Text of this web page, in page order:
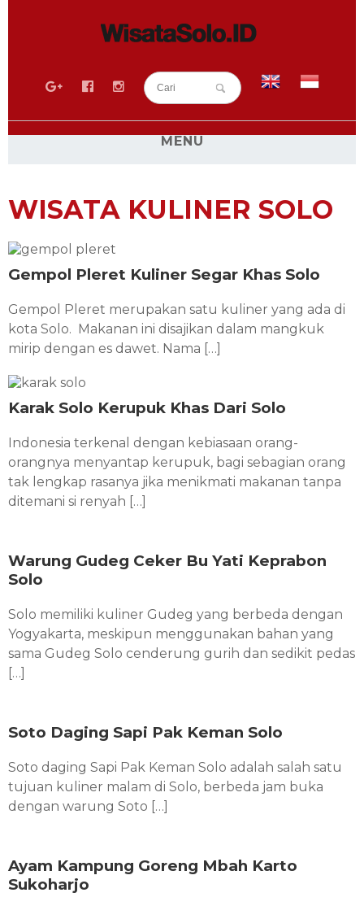
MENU
SEPUTAR SOLO
WISATA KULINER SOLO
SEWA MOBIL SOLO
SEWA HIACE SOLO
WISATA KULINER SOLO
Gempol Pleret Kuliner Segar Khas Solo
Gempol Pleret merupakan satu kuliner yang ada di
kota Solo. Makanan ini disajikan dalam mangkuk
mirip dengan es dawet. Nama […]
Karak Solo Kerupuk Khas Dari Solo
Indonesia terkenal dengan kebiasaan orang-
orangnya menyantap kerupuk, bagi sebagian orang
tak lengkap rasanya jika menikmati makanan tanpa
ditemani si renyah […]
Warung Gudeg Ceker Bu Yati Keprabon
Solo
Solo memiliki kuliner Gudeg yang berbeda dengan
Yogyakarta, meskipun menggunakan bahan yang
sama Gudeg Solo cenderung gurih dan sedikit pedas
[…]
Soto Daging Sapi Pak Keman Solo
Soto daging Sapi Pak Keman Solo adalah salah satu
tujuan kuliner malam di Solo, berbeda jam buka
dengan warung Soto […]
Ayam Kampung Goreng Mbah Karto
Sukoharjo